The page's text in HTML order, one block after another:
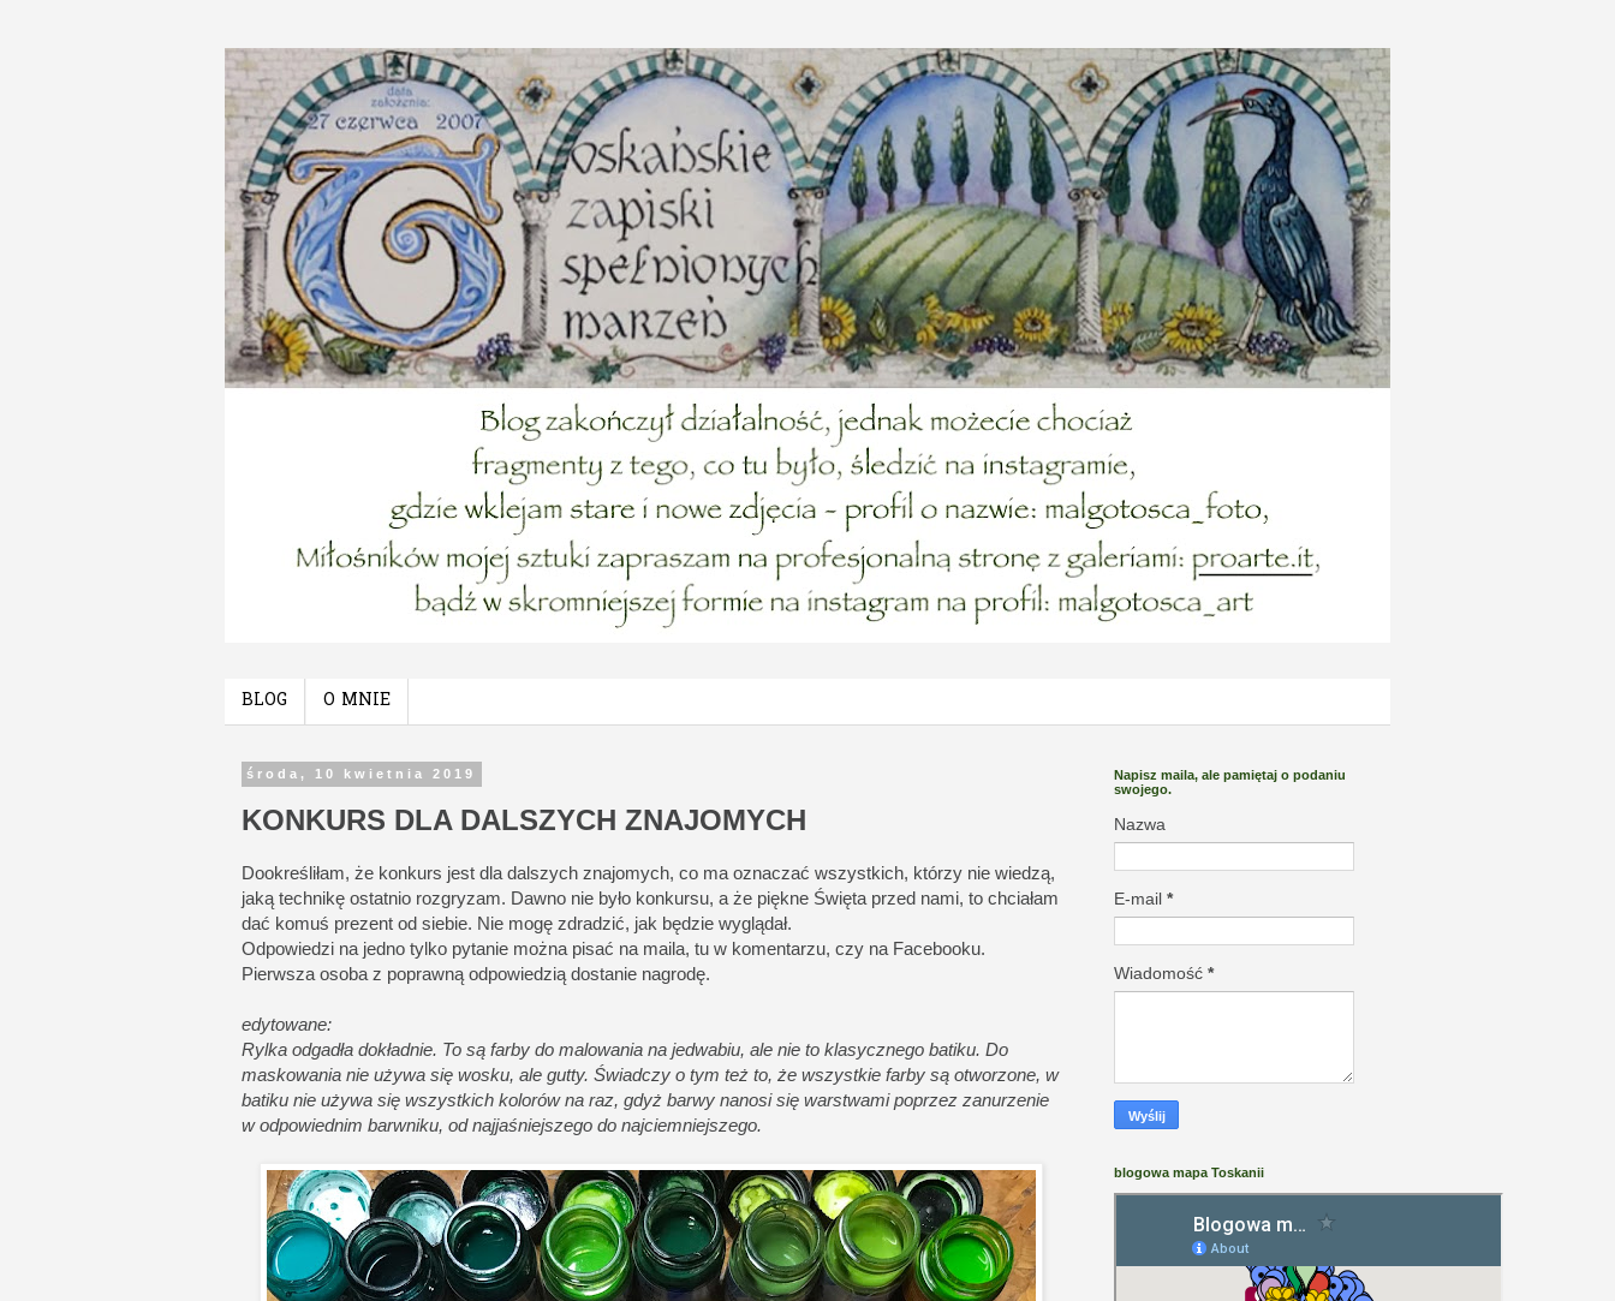
BLOG O MNIE
środa, 10 kwietnia 2019
KONKURS DLA DALSZYCH ZNAJOMYCH
Dookreśliłam, że konkurs jest dla dalszych znajomych, co ma oznaczać wszystkich, którzy nie wiedzą,
jaką technikę ostatnio rozgryzam. Dawno nie było konkursu, a że piękne Święta przed nami, to chciałam
dać komuś prezent od siebie. Nie mogę zdradzić, jak będzie wyglądał.
Odpowiedzi na jedno tylko pytanie można pisać na maila, tu w komentarzu, czy na Facebooku.
Pierwsza osoba z poprawną odpowiedzią dostanie nagrodę.
edytowane:
Rylka odgadła dokładnie. To są farby do malowania na jedwabiu, ale nie to klasycznego batiku. Do
maskowania nie używa się wosku, ale gutty. Świadczy o tym też to, że wszystkie farby są otworzone, w
batiku nie używa się wszystkich kolorów na raz, gdyż barwy nanosi się warstwami poprzez zanurzenie
w odpowiednim barwniku, od najjaśniejszego do najciemniejszego.
Napisz maila, ale pamiętaj o podaniu
swojego.
Nazwa
E-mail *
Wiadomość *
blogowa mapa Toskanii